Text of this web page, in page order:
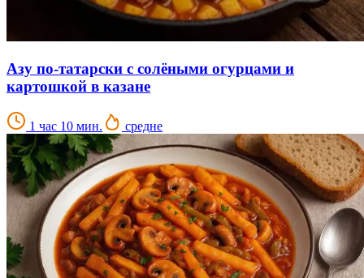
Азу по-татарски с солёными огурцами и
картошкой в казане
1 час 10 мин. средне